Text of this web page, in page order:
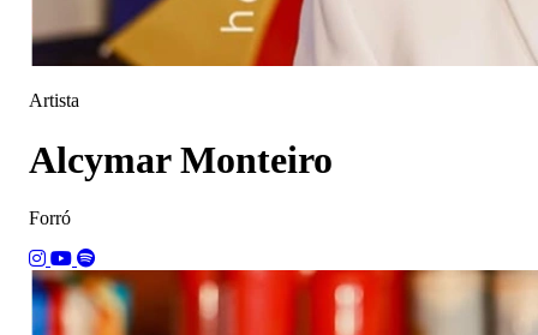
Artista
Alcymar Monteiro
Forró